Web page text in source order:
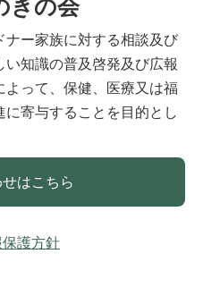
ナー家族に対する相談及び
知識の普及啓発及び広報
って、保健、医療又は福
寄与することを目的とし
はこちら
護方針